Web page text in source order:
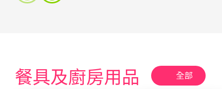
餐具及廚房用品 全部